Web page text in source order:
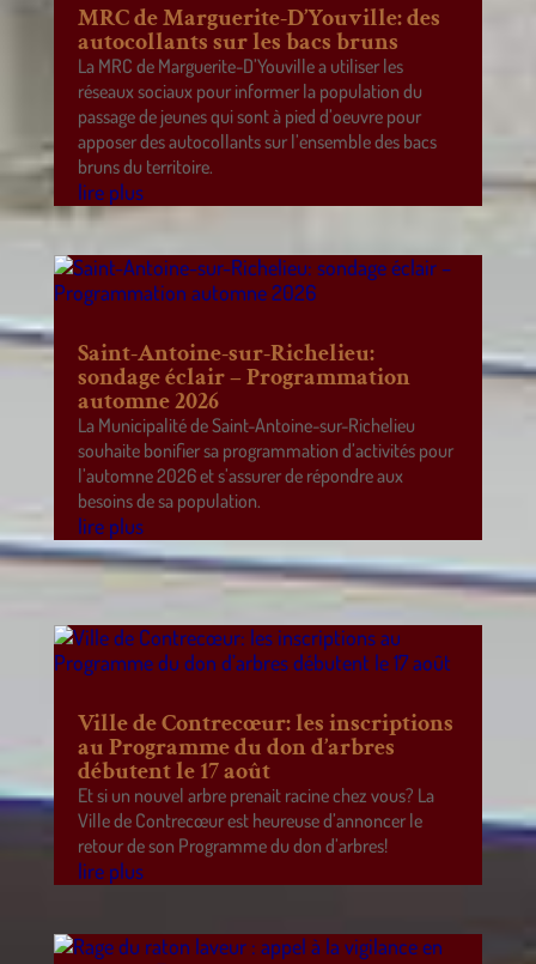
MRC de Marguerite-D’Youville: des
autocollants sur les bacs bruns
La MRC de Marguerite-D’Youville a utiliser les
réseaux sociaux pour informer la population du
passage de jeunes qui sont à pied d’oeuvre pour
apposer des autocollants sur l’ensemble des bacs
bruns du territoire.
lire plus
Saint-Antoine-sur-Richelieu:
sondage éclair – Programmation
automne 2026
La Municipalité de Saint-Antoine-sur-Richelieu
souhaite bonifier sa programmation d’activités pour
l’automne 2026 et s’assurer de répondre aux
besoins de sa population.
lire plus
Ville de Contrecœur: les inscriptions
au Programme du don d’arbres
débutent le 17 août
Et si un nouvel arbre prenait racine chez vous? La
Ville de Contrecœur est heureuse d’annoncer le
retour de son Programme du don d’arbres!
lire plus